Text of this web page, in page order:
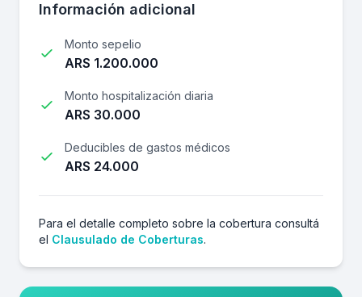
Información adicional
Monto sepelio
ARS 1.200.000
Monto hospitalización diaria
ARS 30.000
Deducibles de gastos médicos
ARS 24.000
Para el detalle completo sobre la cobertura consultá
el Clausulado de Coberturas.